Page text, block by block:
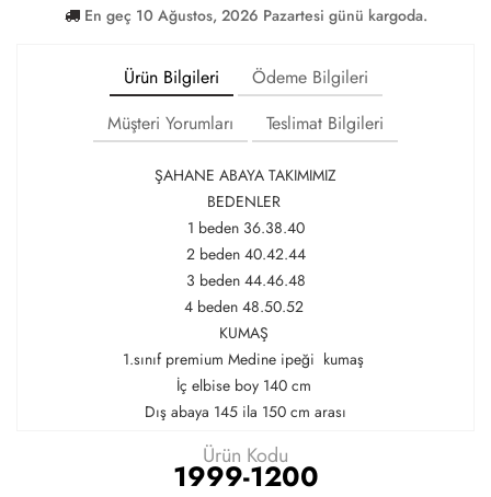
En geç 10 Ağustos, 2026 Pazartesi günü kargoda.
Ürün Bilgileri
Ödeme Bilgileri
Müşteri Yorumları
Teslimat Bilgileri
ŞAHANE ABAYA TAKIMIMIZ
BEDENLER
1 beden 36.38.40
2 beden 40.42.44
3 beden 44.46.48
4 beden 48.50.52
KUMAŞ
1.sınıf premium Medine ipeği kumaş
İç elbise boy 140 cm
Dış abaya 145 ila 150 cm arası
Ürün Kodu
1999-1200